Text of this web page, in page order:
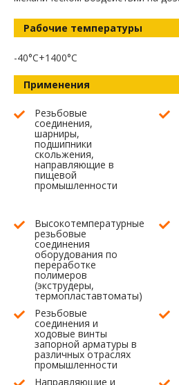
Рабочие температуры
-40°C+1400°C
Применения
Резьбовые
соединения,
шарниры,
подшипники
скольжения,
направляющие в
пищевой
промышленности
Высокотемпературные
резьбовые
соединения
оборудования по
переработке
полимеров
(экструдеры,
термопластавтоматы)
Резьбовые
соединения и
ходовые винты
запорной арматуры в
различных отраслях
промышленности
Направляющие и